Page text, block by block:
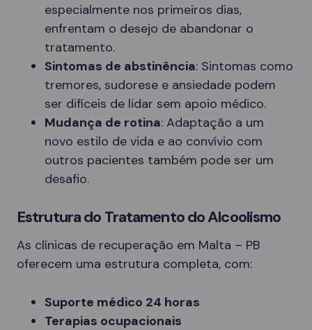
especialmente nos primeiros dias,
enfrentam o desejo de abandonar o
tratamento.
Sintomas de abstinência: Sintomas como
tremores, sudorese e ansiedade podem
ser difíceis de lidar sem apoio médico.
Mudança de rotina: Adaptação a um
novo estilo de vida e ao convívio com
outros pacientes também pode ser um
desafio.
Estrutura do Tratamento do Alcoolismo
As clínicas de recuperação em Malta – PB
oferecem uma estrutura completa, com:
Suporte médico 24 horas
Terapias ocupacionais